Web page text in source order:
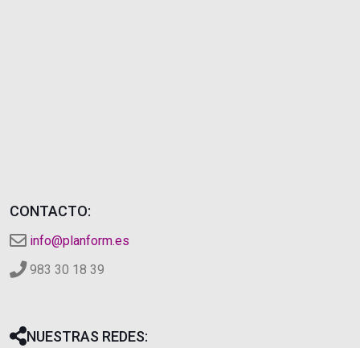
CONTACTO:
info@planform.es
983 30 18 39
NUESTRAS REDES: